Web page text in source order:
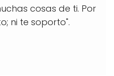
cosas de ti. Por
ni te soporto".